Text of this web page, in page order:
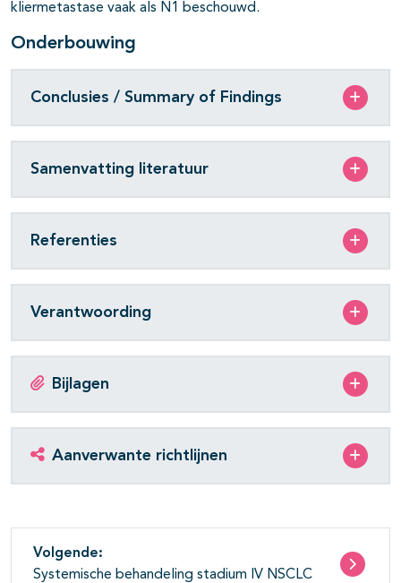
kliermetastase vaak als N1 beschouwd.
Onderbouwing
Conclusies / Summary of Findings
Samenvatting literatuur
Referenties
Verantwoording
Bijlagen
Aanverwante richtlijnen
Volgende:
Systemische behandeling stadium IV NSCLC